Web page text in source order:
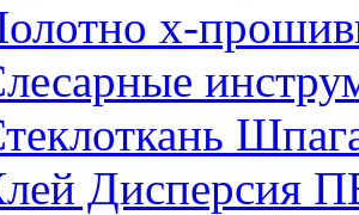
х-
Дисперсия